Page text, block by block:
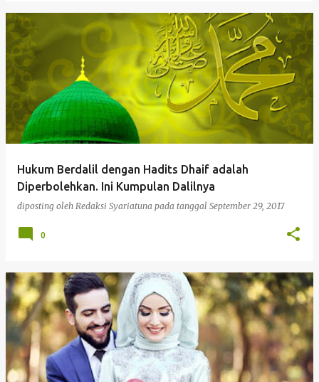
Hukum Berdalil dengan Hadits Dhaif adalah
Diperbolehkan. Ini Kumpulan Dalilnya
diposting oleh Redaksi Syariatuna pada tanggal September 29, 2017
0